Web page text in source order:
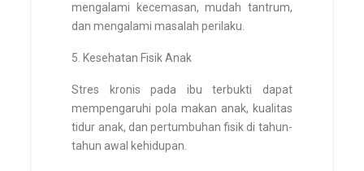
mengalami kecemasan, mudah tantrum,
dan mengalami masalah perilaku.
Kesehatan Fisik Anak
Stres kronis pada ibu terbukti dapat
mempengaruhi pola makan anak, kualitas
tidur anak, dan pertumbuhan fisik di tahun-
tahun awal kehidupan.